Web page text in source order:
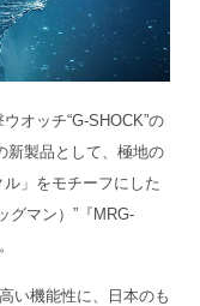
オッチ“G-SHOCK”の
新製品として、極地の
」をモチーフにした
グマン）”『MRG-
い機能性に、日本のも